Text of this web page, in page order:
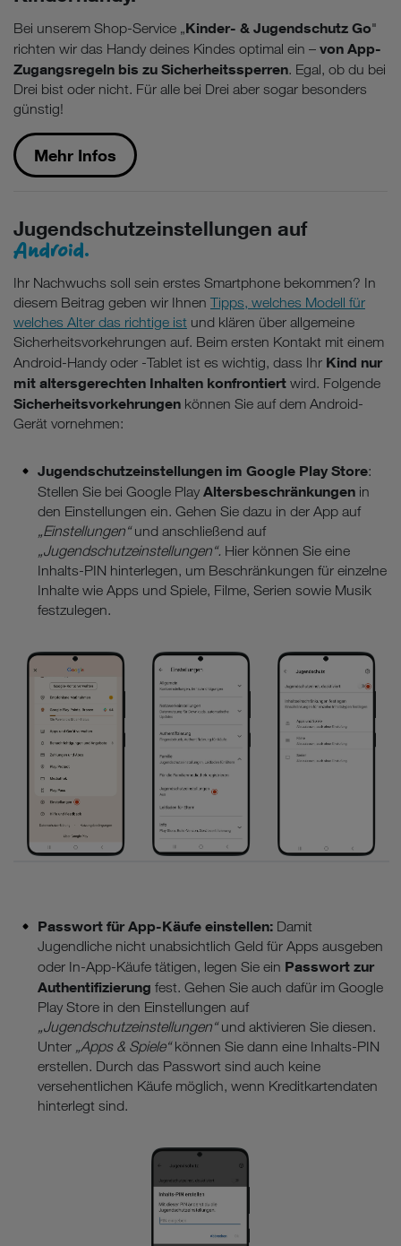
Bei unserem Shop-Service „Kinder- & Jugendschutz Go"
richten wir das Handy deines Kindes optimal ein – von App-
Zugangsregeln bis zu Sicherheitssperren. Egal, ob du bei
Drei bist oder nicht. Für alle bei Drei aber sogar besonders
günstig!
Mehr Infos
Jugendschutzeinstellungen auf
Android.
Ihr Nachwuchs soll sein erstes Smartphone bekommen? In
diesem Beitrag geben wir Ihnen Tipps, welches Modell für
welches Alter das richtige ist und klären über allgemeine
Sicherheitsvorkehrungen auf. Beim ersten Kontakt mit einem
Android-Handy oder -Tablet ist es wichtig, dass Ihr Kind nur
mit altersgerechten Inhalten konfrontiert wird. Folgende
Sicherheitsvorkehrungen können Sie auf dem Android-
Gerät vornehmen:
Jugendschutzeinstellungen im Google Play Store:
Stellen Sie bei Google Play Altersbeschränkungen in
den Einstellungen ein. Gehen Sie dazu in der App auf
„Einstellungen“und anschließend auf
„Jugendschutzeinstellungen“. Hier können Sie eine
Inhalts-PIN hinterlegen, um Beschränkungen für einzelne
Inhalte wie Apps und Spiele, Filme, Serien sowie Musik
festzulegen.
Passwort für App-Käufe einstellen: Damit
Jugendliche nicht unabsichtlich Geld für Apps ausgeben
oder In-App-Käufe tätigen, legen Sie ein Passwort zur
Authentifizierung fest. Gehen Sie auch dafür im Google
Play Store in den Einstellungen auf
„Jugendschutzeinstellungen“und aktivieren Sie diesen.
Unter „Apps & Spiele“können Sie dann eine Inhalts-PIN
erstellen. Durch das Passwort sind auch keine
versehentlichen Käufe möglich, wenn Kreditkartendaten
hinterlegt sind.